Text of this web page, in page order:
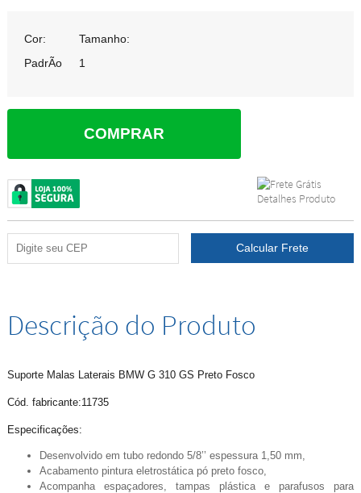
Cor:
PadrÃo
Tamanho:
1
COMPRAR
Descrição do Produto
Suporte Malas Laterais BMW G 310 GS Preto Fosco
Cód. fabricante:11735
Especificações:
Desenvolvido em tubo redondo 5/8’’ espessura 1,50 mm,
Acabamento pintura eletrostática pó preto fosco,
Acompanha espaçadores, tampas plástica e parafusos para